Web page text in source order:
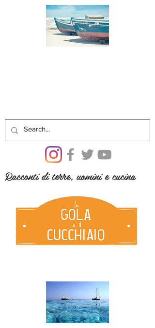
Racconti di terre, uomini e cucina